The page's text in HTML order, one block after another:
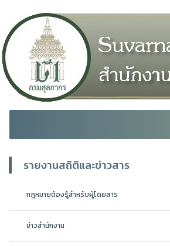
รายงานสถิติและข่าวสาร
กฎหมายต้องรู้สำหรับผู้โดยสาร
ข่าวสำนักงาน